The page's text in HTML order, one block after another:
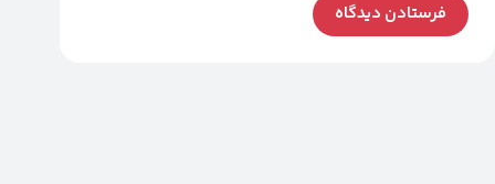
فرستادن دیدگاه